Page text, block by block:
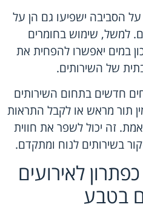
על הסביבה ישפיעו גם הן על
למשל, שימוש בחומרים
במים יאפשרו להפחית את
של השירותים.
חדשים בתחום השירותים
תור מראש או לקבל התראות
זה יכול לשפר את חווית
בשירותים לנוח ומתקדם.
לאירועים
בטבע